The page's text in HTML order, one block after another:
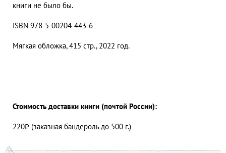
книги не было бы.
ISBN 978-5-00204-443-6
Мягкая обложка, 415 стр., 2022 год.
Стоимость доставки книги (почтой России):
220₽ (заказная бандероль до 500 г.)